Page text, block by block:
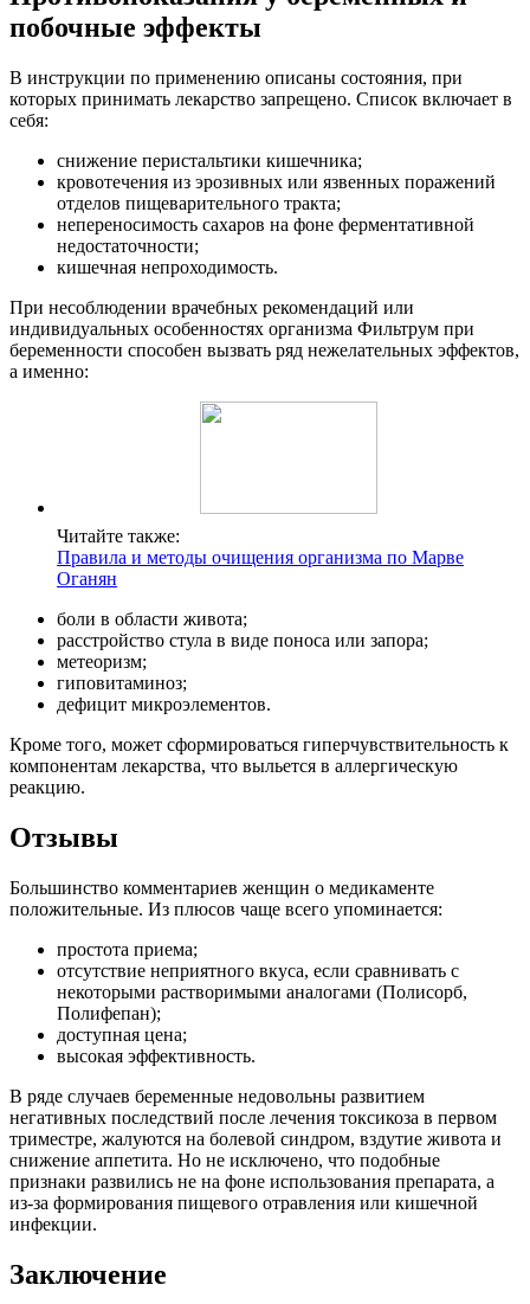
побочные эффекты
В инструкции по применению описаны состояния, при
которых принимать лекарство запрещено. Список включает в
себя:
снижение перистальтики кишечника;
кровотечения из эрозивных или язвенных поражений
отделов пищеварительного тракта;
непереносимость сахаров на фоне ферментативной
недостаточности;
кишечная непроходимость.
При несоблюдении врачебных рекомендаций или
индивидуальных особенностях организма Фильтрум при
беременности способен вызвать ряд нежелательных эффектов,
а именно:
Читайте также:
Правила и методы очищения организма по Марве
Оганян
боли в области живота;
расстройство стула в виде поноса или запора;
метеоризм;
гиповитаминоз;
дефицит микроэлементов.
Кроме того, может сформироваться гиперчувствительность к
компонентам лекарства, что выльется в аллергическую
реакцию.
Отзывы
Большинство комментариев женщин о медикаменте
положительные. Из плюсов чаще всего упоминается:
простота приема;
отсутствие неприятного вкуса, если сравнивать с
некоторыми растворимыми аналогами (Полисорб,
Полифепан);
доступная цена;
высокая эффективность.
В ряде случаев беременные недовольны развитием
негативных последствий после лечения токсикоза в первом
триместре, жалуются на болевой синдром, вздутие живота и
снижение аппетита. Но не исключено, что подобные
признаки развились не на фоне использования препарата, а
из-за формирования пищевого отравления или кишечной
инфекции.
Заключение